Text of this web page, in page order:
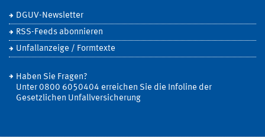
DGUV-Newsletter
RSS-Feeds abonnieren
Unfallanzeige / Formtexte
Haben Sie Fragen?
Unter 0800 6050404 erreichen Sie die Infoline der
Gesetzlichen Unfallversicherung